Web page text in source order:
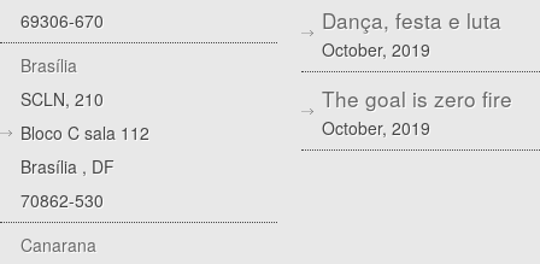
69306-670
Brasília
SCLN, 210
Bloco C sala 112
Brasília , DF
70862-530
Canarana
Dança, festa e luta
October, 2019
The goal is zero fire
October, 2019